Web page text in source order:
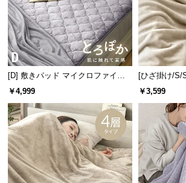
[D] 敷きパッド マイクロファイバ
ー
￥4,999
[ひざ掛け/S/
ボリュームタ
￥3,599